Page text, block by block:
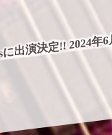
演決定!! 2024